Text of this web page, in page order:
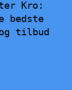
Kro:
bedste
tilbud